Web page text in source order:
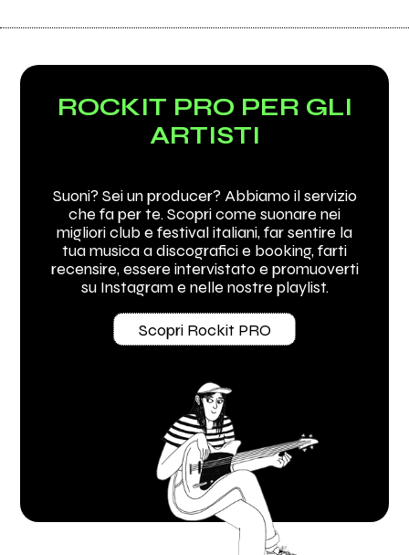
ROCKIT PRO PER GLI
ARTISTI
Suoni? Sei un producer? Abbiamo il servizio
che fa per te. Scopri come suonare nei
migliori club e festival italiani, far sentire la
tua musica a discografici e booking, farti
recensire, essere intervistato e promuoverti
su Instagram e nelle nostre playlist.
Scopri Rockit PRO